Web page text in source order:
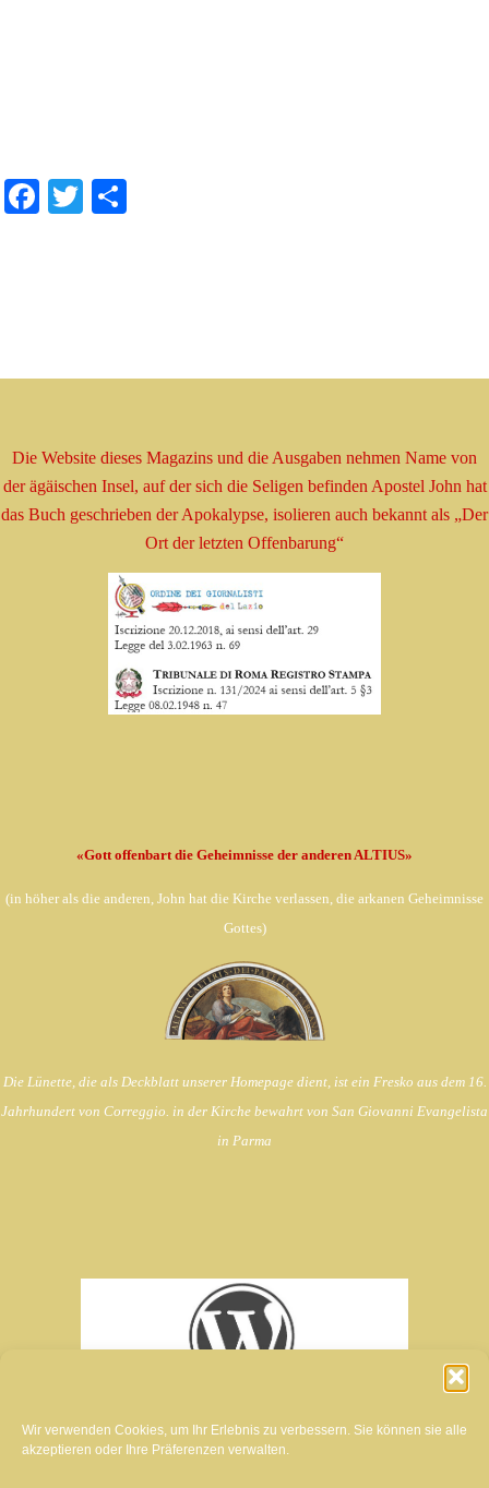
Wir verwenden Cookies, um Ihr Erlebnis zu verbessern. Sie können sie alle
akzeptieren oder Ihre Präferenzen verwalten.
Facebook
Twitter
Die Website dieses Magazins und die Ausgaben nehmen Name von
der ägäischen Insel, auf der sich die Seligen befinden Apostel John hat
das Buch geschrieben der Apokalypse, isolieren auch bekannt als „Der
Ort der letzten Offenbarung“
«Gott offenbart die Geheimnisse der anderen ALTIUS»
(in höher als die anderen, John hat die Kirche verlassen, die arkanen Geheimnisse
Gottes)
Die Lünette, die als Deckblatt unserer Homepage dient, ist ein Fresko aus dem 16.
Jahrhundert von Correggio. in der Kirche bewahrt von San Giovanni Evangelista
in Parma